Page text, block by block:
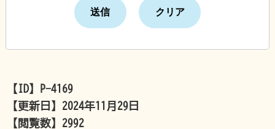
【ID】
P-4169
【更新日】 2024年11月29日
【閲覧数】 2992